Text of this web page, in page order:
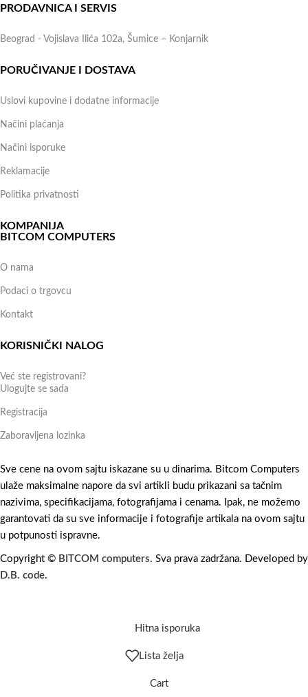
PRODAVNICA I SERVIS
Beograd - Vojislava Ilića 102a, Šumice – Konjarnik
PORUČIVANJE I DOSTAVA
Uslovi kupovine i dodatne informacije
Načini plaćanja
Načini isporuke
Reklamacije
Politika privatnosti
KOMPANIJA
BITCOM COMPUTERS
O nama
Podaci o trgovcu
Kontakt
KORISNIČKI NALOG
Već ste registrovani?
Ulogujte se sada
Registracija
Zaboravljena lozinka
Sve cene na ovom sajtu iskazane su u dinarima. Bitcom Computers
ulaže maksimalne napore da svi artikli budu prikazani sa tačnim
nazivima, specifikacijama, fotografijama i cenama. Ipak, ne možemo
garantovati da su sve informacije i fotografije artikala na ovom sajtu
u potpunosti ispravne.
Copyright © BITCOM computers. Sva prava zadržana. Developed by
D.B. code.
Hitna isporuka
Lista želja
Cart